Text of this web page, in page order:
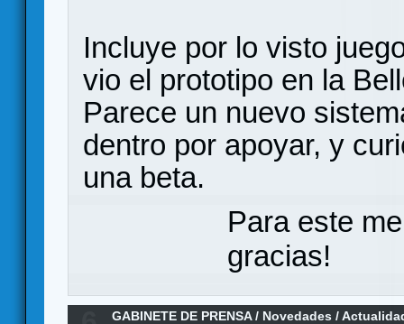
Incluye por lo visto
vio el prototipo en la
Parece un nuevo
dentro por apoyar, y
una beta.
Para este
gracias!
GABINETE DE PRENSA/ Novedades /